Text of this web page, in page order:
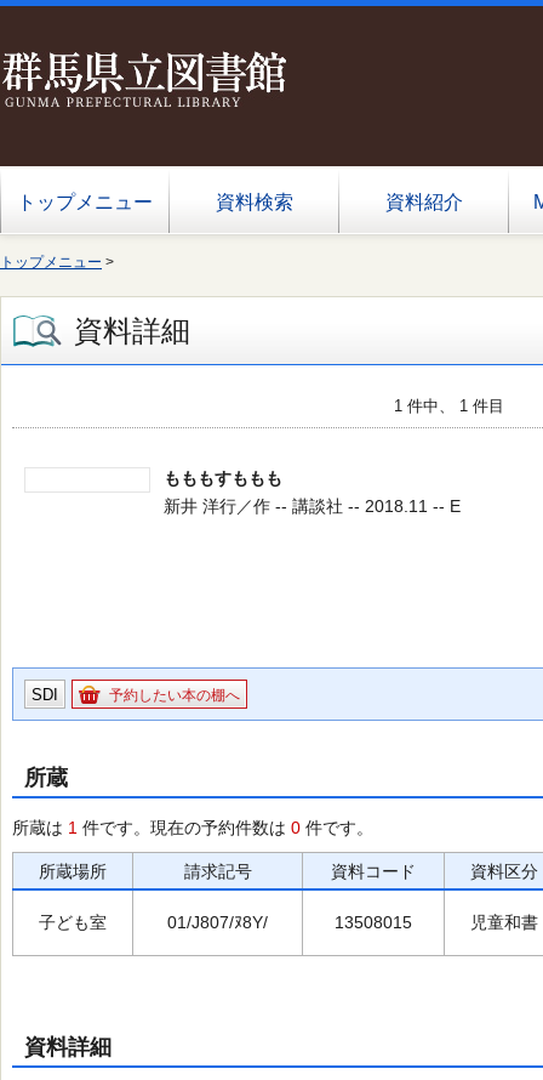
トップメニュー 資料検索 資料紹介
トップメニュー >
資料詳細
1 件中、 1 件目
もももすももも
新井 洋行／作 -- 講談社 -- 2018.11 -- E
SDI 予約したい本の棚へ
所蔵
所蔵は 1 件です。現在の予約件数は 0 件です。
所蔵場所 請求記号 資料コード 資料区分
子ども室 01/J807/ﾇ8Y/ 13508015 児童和書
資料詳細